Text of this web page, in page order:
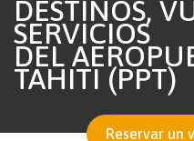
DESTINOS,
SERVICIOS
DEL
TAHITI (PPT)
Reservar un